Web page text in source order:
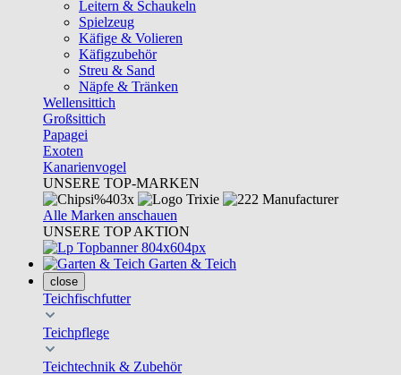
Leitern & Schaukeln
Spielzeug
Käfige & Volieren
Käfigzubehör
Streu & Sand
Näpfe & Tränken
Wellensittich
Großsittich
Papagei
Exoten
Kanarienvogel
UNSERE TOP-MARKEN
Alle Marken anschauen
UNSERE TOP AKTION
Garten & Teich
close
Teichfischfutter
Teichpflege
Teichtechnik & Zubehör